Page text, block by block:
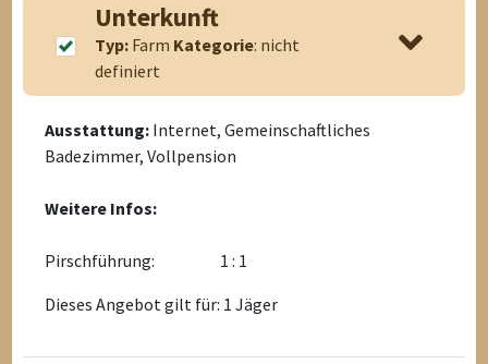
Unterkunft
Typ: Farm Kategorie: nicht
definiert
Ausstattung: Internet, Gemeinschaftliches
Badezimmer, Vollpension
Weitere Infos:
Pirschführung:
1 : 1
Dieses Angebot gilt für: 1 Jäger